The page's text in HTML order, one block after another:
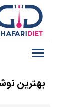
بهترین